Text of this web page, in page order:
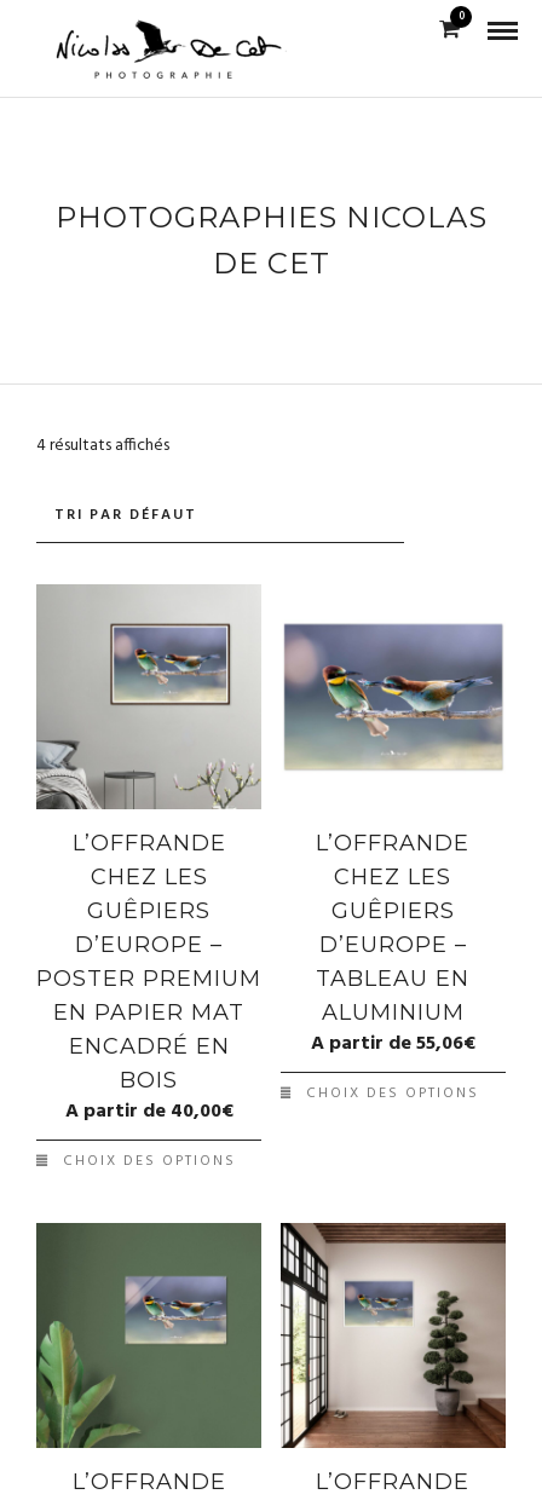
0
PHOTOGRAPHIES NICOLAS
DE CET
4 résultats affichés
L’OFFRANDE
CHEZ LES
GUÊPIERS
D’EUROPE –
POSTER PREMIUM
EN PAPIER MAT
ENCADRÉ EN
BOIS
A partir de40,00€
CHOIX DES OPTIONS
L’OFFRANDE
CHEZ LES
GUÊPIERS
D’EUROPE –
TABLEAU EN
ALUMINIUM
A partir de55,06€
CHOIX DES OPTIONS
L’OFFRANDE
L’OFFRANDE